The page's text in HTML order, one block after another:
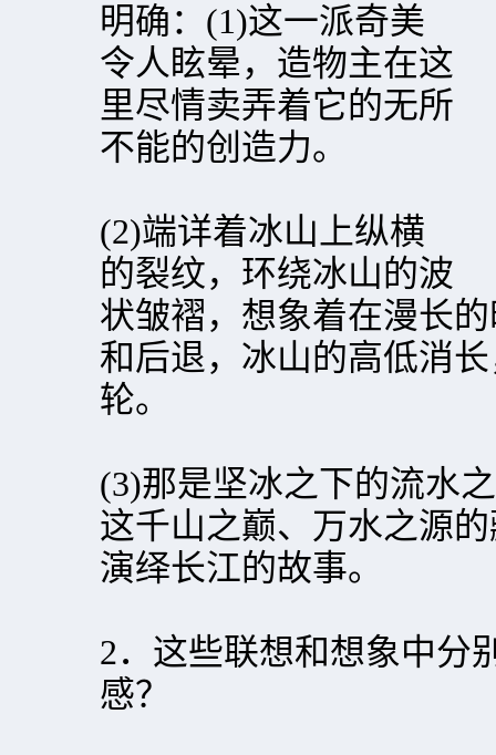
明确：(1)这一派奇美
令人眩晕，造物主在这
里尽情卖弄着它的无所
不能的创造力。
(2)端详着冰山上纵横
的裂纹，环绕冰山的波
状皱褶，想象着在漫长
和后退，冰山的高低消
轮。
(3)那是坚冰之下的流水
这千山之巅、万水之源
演绎长江的故事。
2．这些联想和想象中分
感？